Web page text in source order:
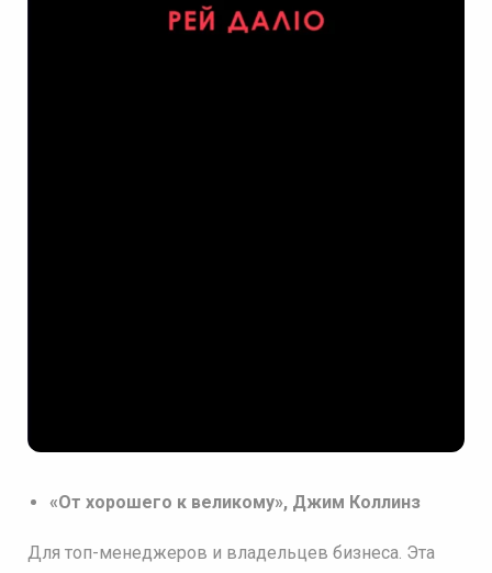
«От хорошего к великому», Джим Коллинз
Для топ-менеджеров и владельцев бизнеса. Эта